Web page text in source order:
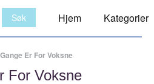
Hjem Kategorier
Er For Voksne
For Voksne